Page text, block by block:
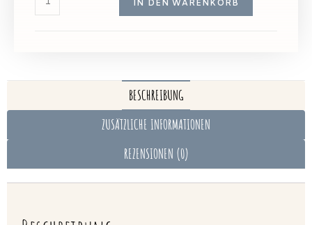
IN DEN WARENKORB
BESCHREIBUNG
ZUSÄTZLICHE INFORMATIONEN
REZENSIONEN (0)